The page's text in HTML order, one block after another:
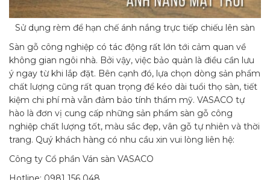
Sử dụng rèm để hạn chế ánh nắng trực tiếp chiếu lên sàn
Sàn gỗ công nghiệp có tác động rất lớn tới cảm quan về
không gian ngôi nhà. Bởi vậy, việc bảo quản là điều cần lưu
ý ngay từ khi lắp đặt. Bên cạnh đó, lựa chọn dòng sản phẩm
chất lượng cũng rất quan trọng để kéo dài tuổi thọ sàn, tiết
kiệm chi phí mà vẫn đảm bảo tính thẩm mỹ. VASACO tự
hào là đơn vị cung cấp những sản phẩm sàn gỗ công
nghiệp chất lượng tốt, màu sắc đẹp, vân gỗ tự nhiên và thời
trang. Quý khách hàng có nhu cầu xin vui lòng liên hệ:
Công ty Cổ phần Ván sàn VASACO